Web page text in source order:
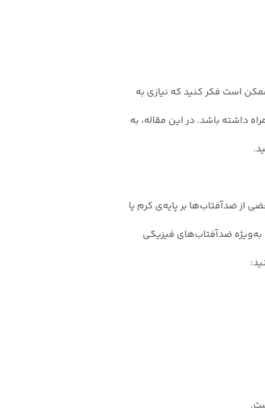
است فکر کنید که نیازی به
داشته باشد. در این مقاله، به
از ضدآفتاب‌ها بر پایه‌ی کرم یا
به‌ویژه ضدآفتاب‌های فیزیکی